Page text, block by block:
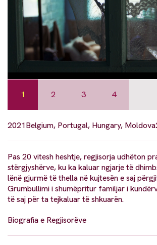
1 2 3 4
2021Belgium, Portugal, Hungary, Moldova
Pas 20 vitesh heshtje, regjisorja udhëton
stërgjyshërve, ku ka kaluar ngjarje të
lënë gjurmë të thella në kujtesën e saj
Grumbullimi i shumëpritur familjar i
të saj për ta tejkaluar të shkuarën.
Biografia e Regjisorëve